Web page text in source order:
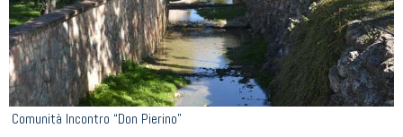
Comunità Incontro “Don Pierino”